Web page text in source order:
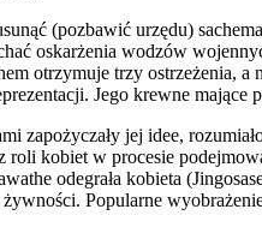
(pozbawić urzędu)
oskarżenia wodzów
otrzymuje trzy ostrzeżenia, a
Jego krewne mające
jej idee,
kobiet w procesie
odegrała kobieta
Popularne